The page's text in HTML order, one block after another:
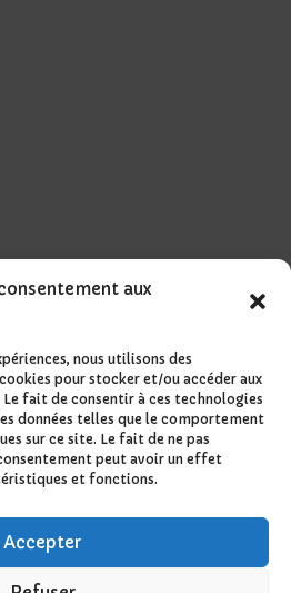
aux
nous utilisons des
pour stocker et/ou accéder aux
fait de consentir à ces technologies
données telles que le comportement
sur ce site. Le fait de ne pas
peut avoir un effet
et fonctions.
Accepter